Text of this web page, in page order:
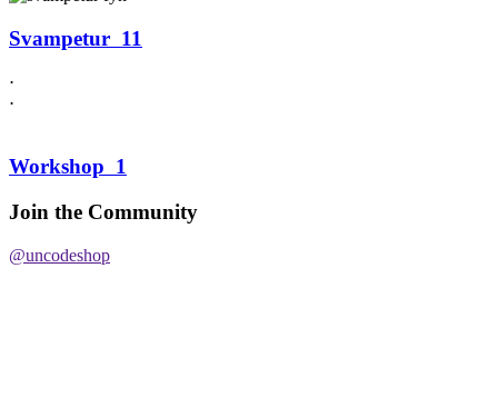
Svampetur 11
⋅
⋅
Workshop 1
Join the Community
@uncodeshop